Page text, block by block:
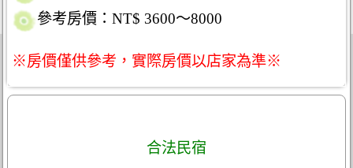
參考房價：NT$ 3600～8000
※房價僅供參考，實際房價以店家為準※
合法民宿